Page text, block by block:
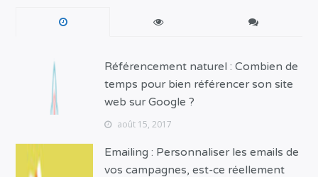
Référencement naturel : Combien de
temps pour bien référencer son site
web sur Google ?
août 15, 2017
Emailing : Personnaliser les emails de
vos campagnes, est-ce réellement